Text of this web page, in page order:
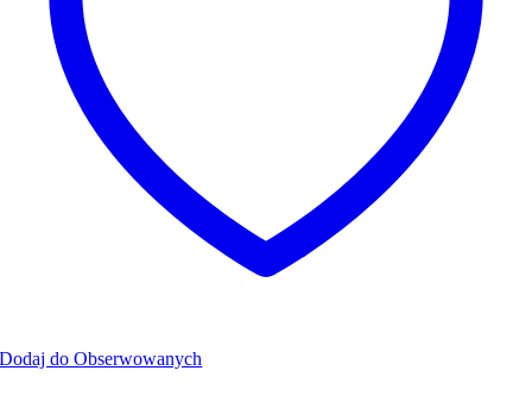
Dodaj do Obserwowanych